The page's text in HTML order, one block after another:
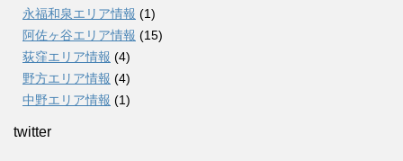
永福和泉エリア情報 (1)
阿佐ヶ谷エリア情報 (15)
荻窪エリア情報 (4)
野方エリア情報 (4)
中野エリア情報 (1)
twitter